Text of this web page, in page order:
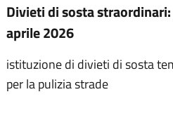
Divieti di sosta
aprile 2026
istituzione di divieti di sosta
per la pulizia strade